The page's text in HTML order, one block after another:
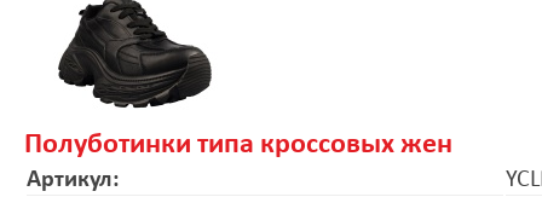
Полуботинки типа кроссовых жен
Артикул: